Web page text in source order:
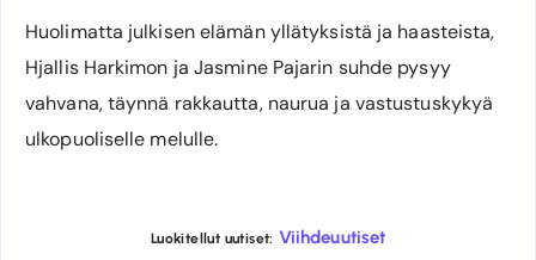
Huolimatta julkisen elämän yllätyksistä ja haasteista,
Hjallis Harkimon ja Jasmine Pajarin suhde pysyy
vahvana, täynnä rakkautta, naurua ja vastustuskykyä
ulkopuoliselle melulle.
Luokitellut uutiset: Viihdeuutiset